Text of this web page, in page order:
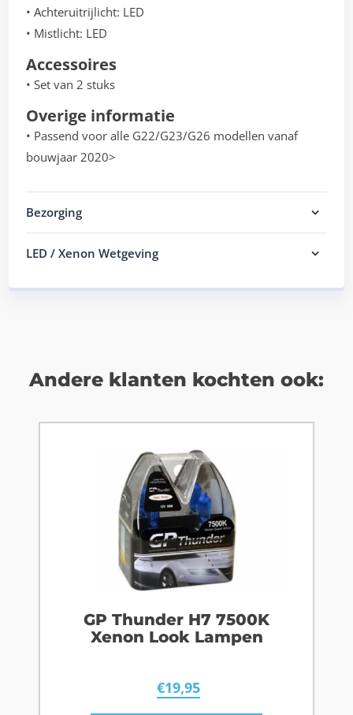
• Achteruitrijlicht: LED
• Mistlicht: LED
Accessoires
• Set van 2 stuks
Overige informatie
• Passend voor alle G22/G23/G26 modellen vanaf
bouwjaar 2020>
Bezorging
LED / Xenon Wetgeving
Andere klanten kochten ook:
GP Thunder H7 7500K
Xenon Look Lampen
€19,95